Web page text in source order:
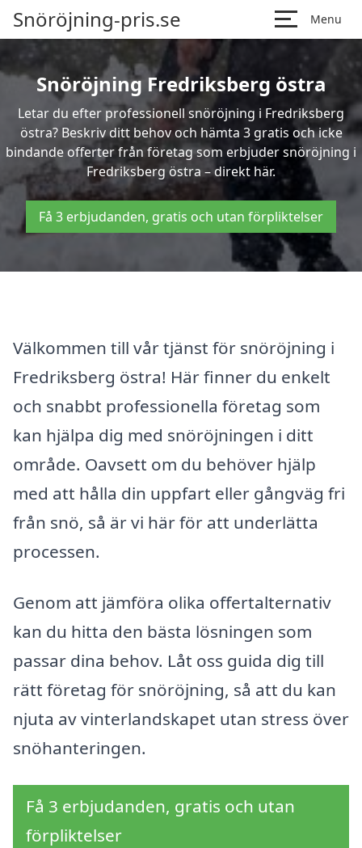
Snöröjning-pris.se Menu
Snöröjning Fredriksberg östra
Letar du efter professionell snöröjning i Fredriksberg
östra? Beskriv ditt behov och hämta 3 gratis och icke
bindande offerter från företag som erbjuder snöröjning i
Fredriksberg östra – direkt här.
Få 3 erbjudanden, gratis och utan förpliktelser
Välkommen till vår tjänst för snöröjning i
Fredriksberg östra! Här finner du enkelt
och snabbt professionella företag som
kan hjälpa dig med snöröjningen i ditt
område. Oavsett om du behöver hjälp
med att hålla din uppfart eller gångväg fri
från snö, så är vi här för att underlätta
processen.
Genom att jämföra olika offertalternativ
kan du hitta den bästa lösningen som
passar dina behov. Låt oss guida dig till
rätt företag för snöröjning, så att du kan
njuta av vinterlandskapet utan stress över
snöhanteringen.
Få 3 erbjudanden, gratis och utan
förpliktelser